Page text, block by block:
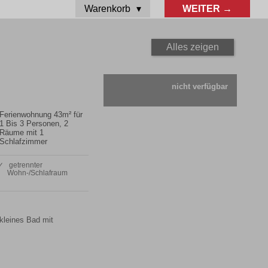
Warenkorb WEITER →
Alles zeigen
Ferienwohnung 43m² für
1 Bis 3 Personen, 2
Räume mit 1
Schlafzimmer
getrennter
Wohn-/Schlafraum
Bad mit
nicht verfügbar